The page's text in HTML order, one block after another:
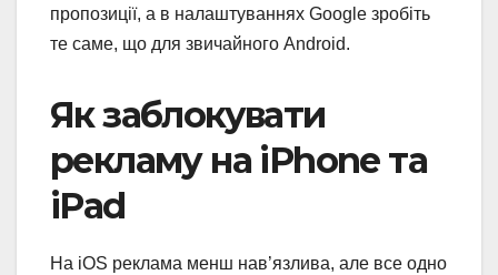
пропозиції, а в налаштуваннях Google зробіть
те саме, що для звичайного Android.
Як заблокувати
рекламу на iPhone та
iPad
На iOS реклама менш нав’язлива, але все одно